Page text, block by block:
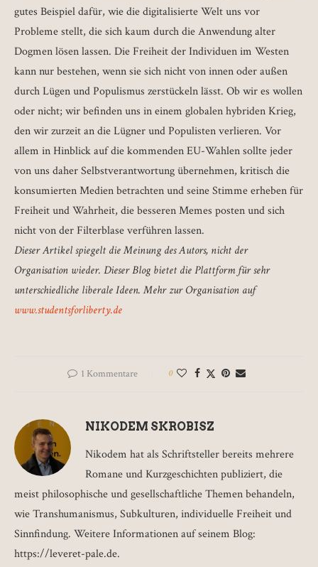
gutes Beispiel dafür, wie die digitalisierte Welt uns vor
Probleme stellt, die sich kaum durch die Anwendung alter
Dogmen lösen lassen. Die Freiheit der Individuen im Westen
kann nur bestehen, wenn sie sich nicht von innen oder außen
durch Lügen und Populismus zerstückeln lässt. Ob wir es wollen
oder nicht; wir befinden uns in einem globalen hybriden Krieg,
den wir zurzeit an die Lügner und Populisten verlieren. Vor
allem in Hinblick auf die kommenden EU-Wahlen sollte jeder
von uns daher Selbstverantwortung übernehmen, kritisch die
konsumierten Medien betrachten und seine Stimme erheben für
Freiheit und Wahrheit, die besseren Memes posten und sich
nicht von der Filterblase verführen lassen.
Dieser Artikel spiegelt die Meinung des Autors, nicht der
Organisation wieder. Dieser Blog bietet die Plattform für sehr
unterschiedliche liberale Ideen. Mehr zur Organisation auf
www.studentsforliberty.de
1 Kommentare 0
NIKODEM SKROBISZ
Nikodem hat als Schriftsteller bereits mehrere
Romane und Kurzgeschichten publiziert, die
meist philosophische und gesellschaftliche Themen behandeln,
wie Transhumanismus, Subkulturen, individuelle Freiheit und
Sinnfindung. Weitere Informationen auf seinem Blog:
https://leveret-pale.de.